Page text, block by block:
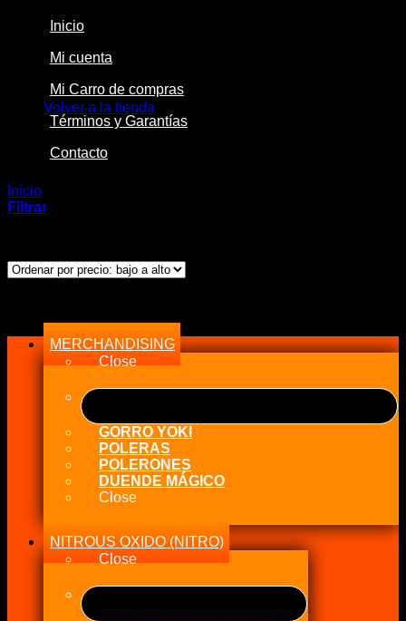
Volver a la tienda
Inicio
Mi cuenta
Mi Carro de compras
Términos y Garantías
Contacto
Inicio
Filtrar
precio:
MERCHANDISING
Close
GORRO YOKI
POLERAS
POLERONES
DUENDE MÁGICO
Close
NITROUS OXIDO (NITRO)
Close